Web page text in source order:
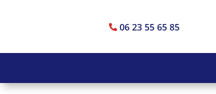
 06 23 55 65 85